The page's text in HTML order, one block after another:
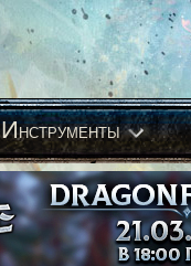
Инструменты